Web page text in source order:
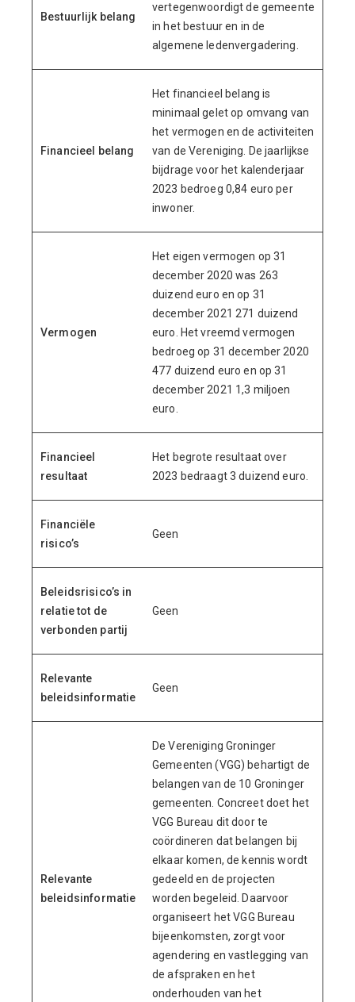
Bestuurlijk belang
vertegenwoordigt de gemeente
in het bestuur en in de
algemene ledenvergadering.
Financieel belang
Het financieel belang is
minimaal gelet op omvang van
het vermogen en de activiteiten
van de Vereniging. De jaarlijkse
bijdrage voor het kalenderjaar
2023 bedroeg 0,84 euro per
inwoner.
Vermogen
Het eigen vermogen op 31
december 2020 was 263
duizend euro en op 31
december 2021 271 duizend
euro. Het vreemd vermogen
bedroeg op 31 december 2020
477 duizend euro en op 31
december 2021 1,3 miljoen
euro.
Financieel
resultaat
Het begrote resultaat over
2023 bedraagt 3 duizend euro.
Financiële
risico’s
Geen
Beleidsrisico’s in
relatie tot de
verbonden partij
Geen
Relevante
beleidsinformatie
Geen
Relevante
beleidsinformatie
De Vereniging Groninger
Gemeenten (VGG) behartigt de
belangen van de 10 Groninger
gemeenten. Concreet doet het
VGG Bureau dit door te
coördineren dat belangen bij
elkaar komen, de kennis wordt
gedeeld en de projecten
worden begeleid. Daarvoor
organiseert het VGG Bureau
bijeenkomsten, zorgt voor
agendering en vastlegging van
de afspraken en het
onderhouden van het